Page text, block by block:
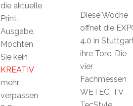
Diese Woche
öffnet die
4.0 in
ihre Tore. Die
vier
Fachmessen
WETEC, TV
die aktuelle
Print-
Ausgabe.
Möchten
Sie kein
KREATIV
mehr
verpassen